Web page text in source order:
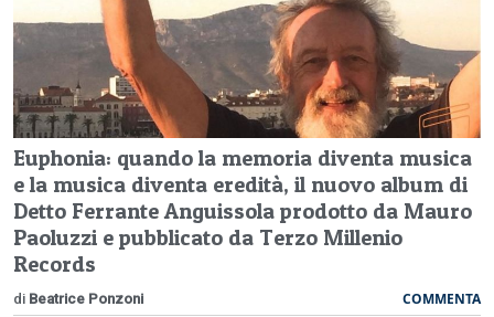
Euphonia: quando la memoria diventa musica
e la musica diventa eredità, il nuovo album di
Detto Ferrante Anguissola prodotto da Mauro
Paoluzzi e pubblicato da Terzo Millenio
Records
di Beatrice Ponzoni COMMENTA